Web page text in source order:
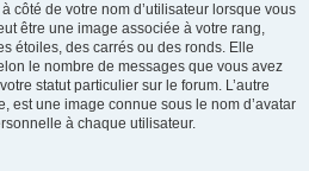
côté de votre nom d’utilisateur lorsque vous
être une image associée à votre rang,
étoiles, des carrés ou des ronds. Elle
le nombre de messages que vous avez
statut particulier sur le forum. L’autre
est une image connue sous le nom d’avatar
à chaque utilisateur.